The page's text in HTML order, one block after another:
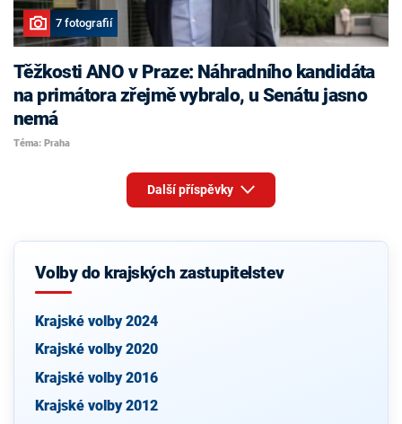
7 fotografií
Těžkosti ANO v Praze: Náhradního kandidáta
na primátora zřejmě vybralo, u Senátu jasno
nemá
Téma: Praha
Další příspěvky
Volby do krajských zastupitelstev
Krajské volby 2024
Krajské volby 2020
Krajské volby 2016
Krajské volby 2012